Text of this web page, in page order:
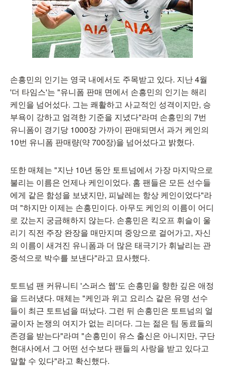
손흥민의 인기는 영국 내에서도 주목받고 있다. 지난 4월
'더 타임스'는 "유니폼 판매 면에서 손흥민의 인기는 해리
케인을 넘어섰다. 그는 쾌활하고 사교적인 성격이지만, 승
부욕이 강하고 엄격한 기준을 지녔다"라며 손흥민의 7번
유니폼이 경기당 1000장 가까이 판매되면서 과거 케인의
10번 유니폼 판매량(약 700장)을 넘어섰다고 밝혔다.
또한 매체는 "지난 10년 동안 토트넘에서 가장 마지막으로
불리는 이름은 언제나 케인이었다. 홈 팬들은 모든 선수들
에게 같은 함성을 보냈지만, 피날레는 항상 케인이었다"라
며 "하지만 이제는 손흥민이다. 아무도 케인의 이름이 어디
로 갔는지 궁금해하지 않는다. 손흥민은 킥오프 휘슬이 울
리기 직전 주장 완장을 매만지며 중앙으로 걸어가고, 자신
의 이름이 새겨진 유니폼과 더 많은 태극기가 휘날리는 관
중석으로 박수를 보낸다"라고 묘사했다.
토트넘 팬 커뮤니티 '스퍼스 웹'도 손흥민을 향한 깊은 애정
을 드러냈다. 매체는 "케인과 위고 요리스 같은 유명 선수
들이 최근 토트넘을 떠났다. 그런 뒤 손흥민은 토트넘의 얼
굴이자 논쟁의 여지가 없는 리더다. 그는 젊은 팀 동료들의
존경을 받는다"라며 "손흥민이 유스 출신은 아니지만, 구단
현대사에서 그 어떤 선수보다 팬들의 사랑을 받고 있다고
말할 수 있다"라고 확신했다.